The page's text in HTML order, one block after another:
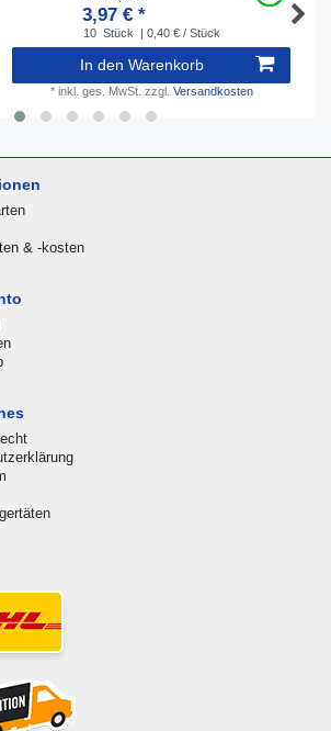
3,97 € *
10 Stück | 0,40 € / Stück
In den Warenkorb
* inkl. ges. MwSt. zzgl. Versandkosten
& -kosten